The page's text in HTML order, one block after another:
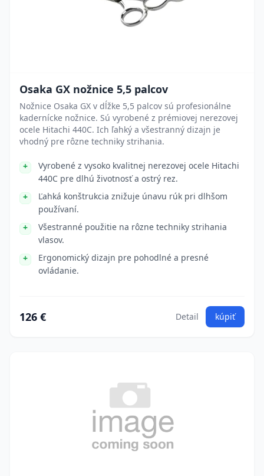
Osaka GX nožnice 5,5 palcov
Nožnice Osaka GX v dĺžke 5,5 palcov sú profesionálne
kadernícke nožnice. Sú vyrobené z prémiovej nerezovej
ocele Hitachi 440C. Ich ľahký a všestranný dizajn je
vhodný pre rôzne techniky strihania.
Vyrobené z vysoko kvalitnej nerezovej ocele Hitachi
440C pre dlhú životnosť a ostrý rez.
Ľahká konštrukcia znižuje únavu rúk pri dlhšom
používaní.
Všestranné použitie na rôzne techniky strihania
vlasov.
Ergonomický dizajn pre pohodlné a presné
ovládanie.
126 € Detail kúpiť